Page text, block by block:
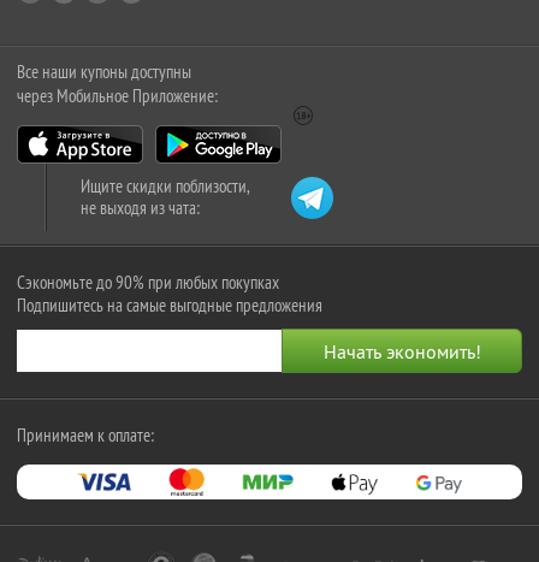
Все наши купоны доступны
через Мобильное Приложение:
Ищите скидки поблизости,
не выходя из чата:
Сэкономьте до 90% при любых покупках
Подпишитесь на самые выгодные предложения
Принимаем к оплате: